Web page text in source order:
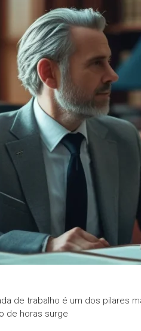
de trabalho é um dos pilares
de horas surge